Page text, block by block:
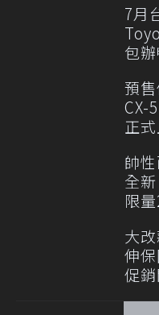
7月
包
預
CX-
正
帥
全
限
大
伸
促